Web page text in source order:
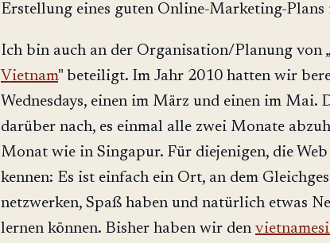
Erstellung eines guten Online-Marketing-
Ich bin auch an der Organisation/Planung von „
Vietnam" beteiligt. Im Jahr 2010 hatten wir
Wednesdays, einen im März und einen im Mai.
darüber nach, es einmal alle zwei Monate
Monat wie in Singapur. Für diejenigen, die Web
kennen: Es ist einfach ein Ort, an dem
netzwerken, Spaß haben und natürlich etwas
lernen können. Bisher haben wir den